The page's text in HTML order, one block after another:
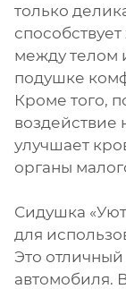
только
между телом
подушке
Кроме того,
воздействие
улучшает
органы
Сидушка
для
Это
автомобиля.